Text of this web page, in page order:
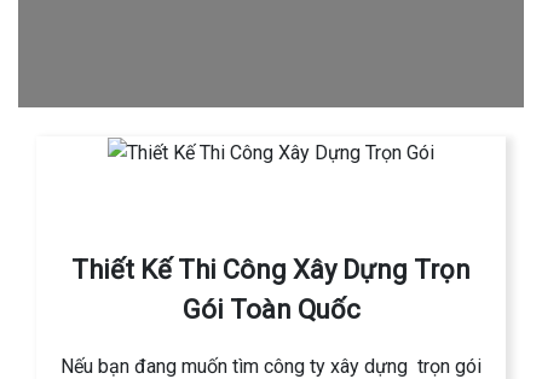
Thiết Kế Thi Công Xây Dựng Trọn
Gói Toàn Quốc
Nếu bạn đang muốn tìm công ty xây dựng trọn gói